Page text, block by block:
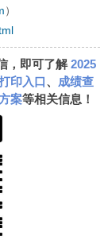
）
，即可了解2025
印入口、 成绩查
案等相关信息！